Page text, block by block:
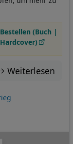
Bestellen (Buch |
Hardcover)
Weiterlesen